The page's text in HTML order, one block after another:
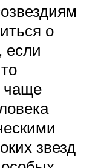
о
если
чаще
звезд